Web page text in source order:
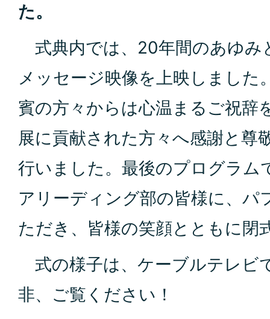
た。
式典内では、20年間のあゆみ
メッセージ映像を上映しました
賓の方々からは心温まるご祝辞
展に貢献された方々へ感謝と尊
行いました。最後のプログラム
アリーディング部の皆様に、パ
ただき、皆様の笑顔とともに閉
式の様子は、ケーブルテレビ
非、ご覧ください！